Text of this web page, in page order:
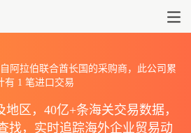
阿拉伯联合酋长国的采购商，此公司累
有 1 笔进口交易
区，40亿+条海关交易数据，
找，实时追踪海外企业贸易动